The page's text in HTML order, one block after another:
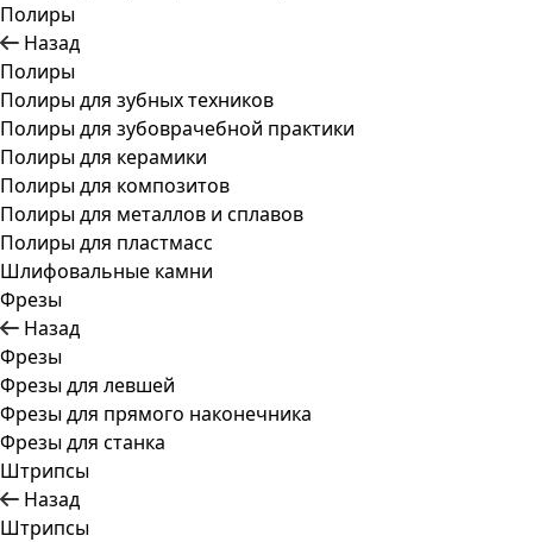
Полиры
Назад
Полиры
Полиры для зубных техников
Полиры для зубоврачебной практики
Полиры для керамики
Полиры для композитов
Полиры для металлов и сплавов
Полиры для пластмасс
Шлифовальные камни
Фрезы
Назад
Фрезы
Фрезы для левшей
Фрезы для прямого наконечника
Фрезы для станка
Штрипсы
Назад
Штрипсы